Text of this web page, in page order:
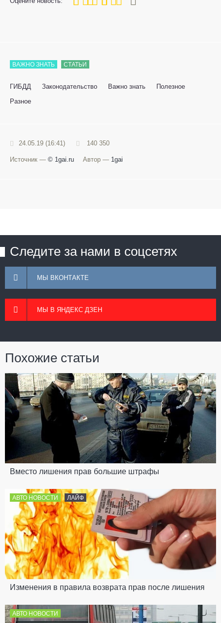
ВАЖНО ЗНАТЬ СТАТЬИ
ГИБДД Законодательство Важно знать
Полезное
Разное
24.05.19 (16:41) 140 350
Источник — © 1gai.ru Автор — 1gai
Следите за нами в соцсетях
МЫ ВКОНТАКТЕ
МЫ В ЯНДЕКС ДЗЕН
Похожие статьи
---
Вместо лишения прав большие штрафы
АВТО НОВОСТИ ЛАЙФ
Изменения в правила возврата прав после лишения
АВТО НОВОСТИ